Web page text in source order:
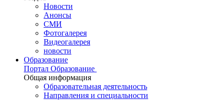
Новости
Анонсы
СМИ
Фотогалерея
Видеогалерея
новости
Образование
Портал Образование
Общая информация
Образовательная деятельность
Направления и специальности